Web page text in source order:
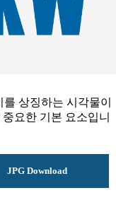
상징하는 시각물이
요한 기본 요소입니
JPG Download